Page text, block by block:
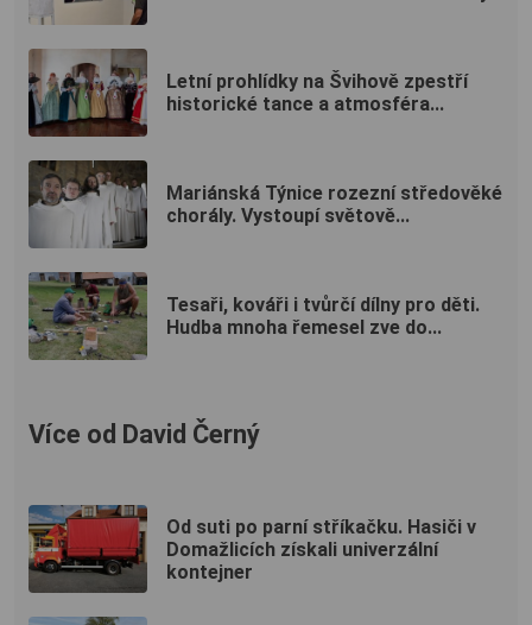
Letní prohlídky na Švihově zpestří
historické tance a atmosféra...
Mariánská Týnice rozezní středověké
chorály. Vystoupí světově...
Tesaři, kováři i tvůrčí dílny pro děti.
Hudba mnoha řemesel zve do...
Více od David Černý
Od suti po parní stříkačku. Hasiči v
Domažlicích získali univerzální
kontejner